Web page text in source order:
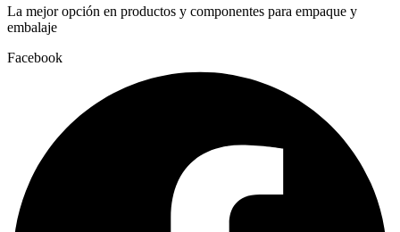
La mejor opción en productos y componentes para empaque y
embalaje
Facebook